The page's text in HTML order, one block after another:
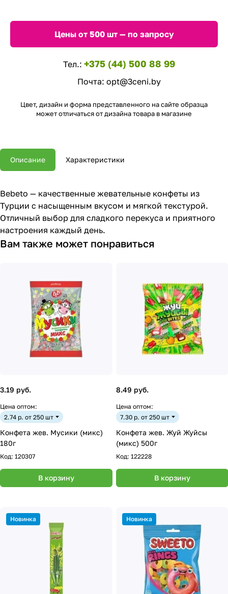
Цены от 500 шт — по запросу
Тел.: +375 (44) 500 88 99
Почта: opt@3ceni.by
Цвет, дизайн и форма представленного на сайте образца
может отличаться от дизайна товара в магазине
Описание Характеристики
Bebeto — качественные жевательные конфеты из
Турции с насыщенным вкусом и мягкой текстурой.
Отличный выбор для сладкого перекуса и приятного
настроения каждый день.
Вам также может понравиться
3.19 руб.
Цена оптом:
2.74 р. от 250 шт
Конфета жев. Мусики (микс)
180г
Код: 120307
В корзину
8.49 руб.
Цена оптом:
7.30 р. от 250 шт
Конфета жев. Жуй Жуйсы
(микс) 500г
Код: 122228
В корзину
Новинка Новинка